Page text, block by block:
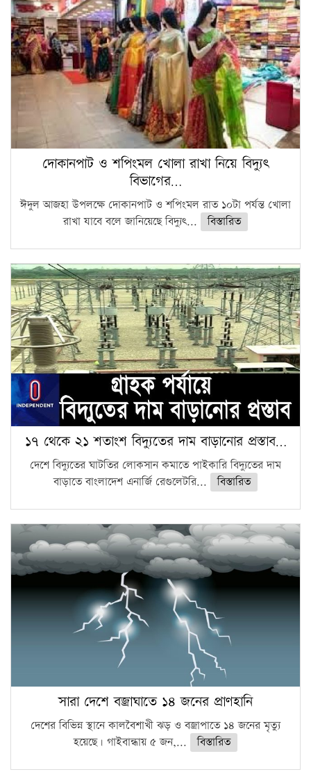
দোকানপাট ও শপিংমল খোলা রাখা নিয়ে বিদ্যুৎ
বিভাগের…
ঈদুল আজহা উপলক্ষে দোকানপাট ও শপিংমল রাত ১০টা পর্যন্ত খোলা
রাখা যাবে বলে জানিয়েছে বিদ্যুৎ...
বিস্তারিত
১৭ থেকে ২১ শতাংশ বিদ্যুতের দাম বাড়ানোর প্রস্তাব…
দেশে বিদ্যুতের ঘাটতির লোকসান কমাতে পাইকারি বিদ্যুতের দাম
বাড়াতে বাংলাদেশ এনার্জি রেগুলেটরি...
বিস্তারিত
সারা দেশে বজ্রাঘাতে ১৪ জনের প্রাণহানি
দেশের বিভিন্ন স্থানে কালবৈশাখী ঝড় ও বজ্রাপাতে ১৪ জনের মৃত্যু
হয়েছে। গাইবান্ধায় ৫ জন,...
বিস্তারিত